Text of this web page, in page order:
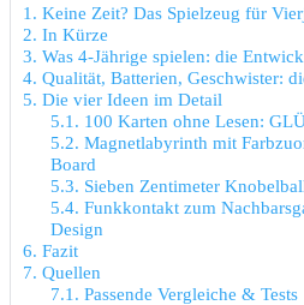
1. Keine Zeit? Das Spielzeug für
2. In Kürze
3. Was 4-Jährige spielen: die
4. Qualität, Batterien, Geschwister:
5. Die vier Ideen im Detail
5.1. 100 Karten ohne Lesen:
5.2. Magnetlabyrinth mit
Board
5.3. Sieben Zentimeter
5.4. Funkkontakt zum
Design
6. Fazit
7. Quellen
7.1. Passende Vergleiche & Tests